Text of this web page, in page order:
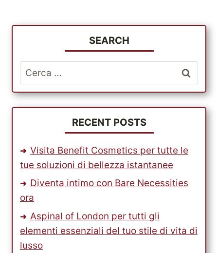
SEARCH
Ricerca
per:
RECENT POSTS
Visita Benefit Cosmetics per tutte le
tue soluzioni di bellezza istantanee
Diventa intimo con Bare Necessities
ora
Aspinal of London per tutti gli
elementi essenziali del tuo stile di vita di
lusso